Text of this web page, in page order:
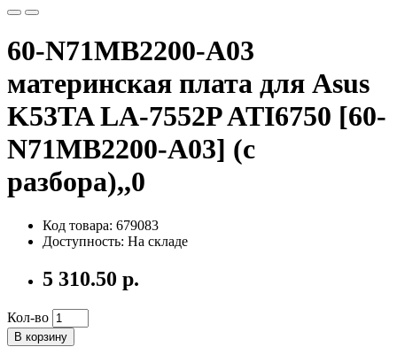
60-N71MB2200-A03
материнская плата для Asus
K53TA LA-7552P ATI6750 [60-
N71MB2200-A03] (с
разбора),,0
Код товара: 679083
Доступность: На складе
5 310.50 р.
Кол-во
В корзину